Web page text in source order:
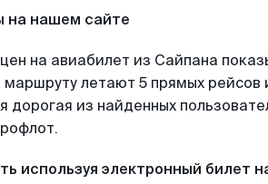
на нашем сайте
на авиабилет из Сайпана
летают 5 прямых рейсов
дорогая из найденных
используя электронный билет